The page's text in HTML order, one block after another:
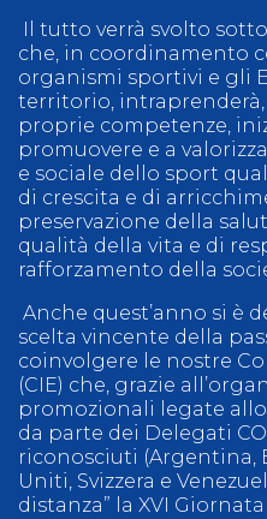
Il tutto verrà svolto
che, in coordinamento
organismi sportivi e gli
territorio,
proprie competenze,
promuovere e a
e sociale dello sport
di crescita e di
preservazione della
qualità della vita e di
rafforzamento della
Anche quest’anno si è
scelta vincente della
coinvolgere le nostre
(CIE) che, grazie
promozionali legate allo
da parte dei Delegati
riconosciuti (Argentina,
Uniti, Svizzera e
distanza” la XVI